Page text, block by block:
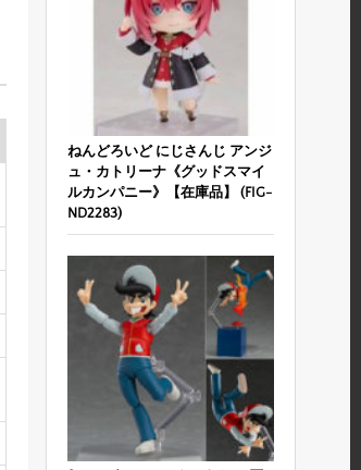
ねんどろいど にじさんじ アンジ
ュ・カトリーナ《グッドスマイ
ルカンパニー》【在庫品】 (FIG-
ND2283)